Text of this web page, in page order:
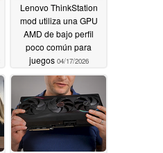
Lenovo ThinkStation
mod utiliza una GPU
AMD de bajo perfil
poco común para
juegos 04/17/2026